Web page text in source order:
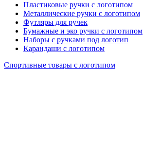
Пластиковые ручки с логотипом
Металлические ручки с логотипом
Футляры для ручек
Бумажные и эко ручки с логотипом
Наборы с ручками под логотип
Карандаши с логотипом
Спортивные товары с логотипом